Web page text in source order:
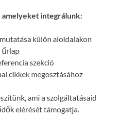
integrálunk:
külön aloldalakon
űrlap
szekció
cikkek megosztásához
ami a szolgáltatásaid
elérését támogatja.